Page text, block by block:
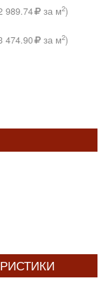
989.74 за м2)
474.90 за м2)